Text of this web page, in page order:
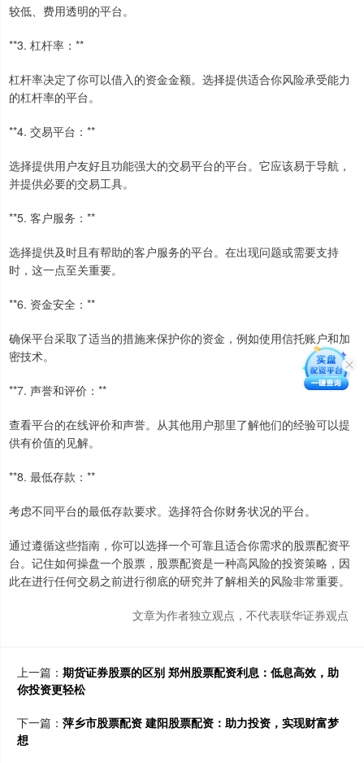
较低、费用透明的平台。
**3. 杠杆率：**
杠杆率决定了你可以借入的资金金额。选择提供适合你风险承受能力
的杠杆率的平台。
**4. 交易平台：**
选择提供用户友好且功能强大的交易平台的平台。它应该易于导航，
并提供必要的交易工具。
**5. 客户服务：**
选择提供及时且有帮助的客户服务的平台。在出现问题或需要支持
时，这一点至关重要。
**6. 资金安全：**
确保平台采取了适当的措施来保护你的资金，例如使用信托账户和加
密技术。
**7. 声誉和评价：**
查看平台的在线评价和声誉。从其他用户那里了解他们的经验可以提
供有价值的见解。
**8. 最低存款：**
考虑不同平台的最低存款要求。选择符合你财务状况的平台。
通过遵循这些指南，你可以选择一个可靠且适合你需求的股票配资平
台。记住如何操盘一个股票，股票配资是一种高风险的投资策略，因
此在进行任何交易之前进行彻底的研究并了解相关的风险非常重要。
文章为作者独立观点，不代表联华证券观点
上一篇： 期货证券股票的区别 郑州股票配资利息：低息高效，助
你投资更轻松
下一篇： 萍乡市股票配资 建阳股票配资：助力投资，实现财富梦
想